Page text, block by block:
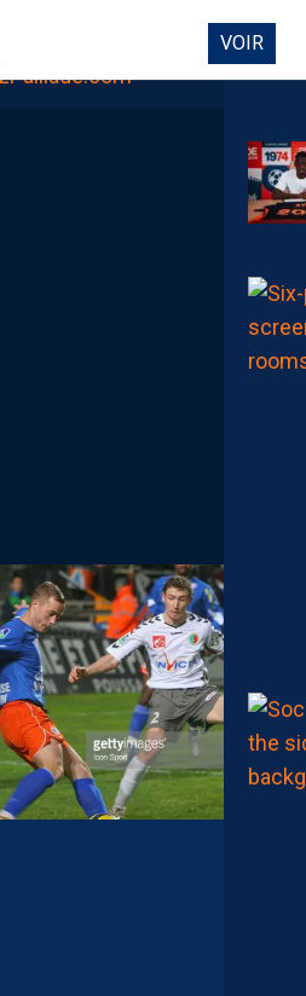
DIRECT
VOIR